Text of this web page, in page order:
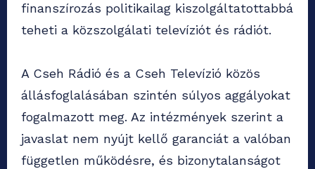
finanszírozás politikailag kiszolgáltatottabbá
teheti a közszolgálati televíziót és rádiót.
A Cseh Rádió és a Cseh Televízió közös
állásfoglalásában szintén súlyos aggályokat
fogalmazott meg. Az intézmények szerint a
javaslat nem nyújt kellő garanciát a valóban
független működésre, és bizonytalanságot